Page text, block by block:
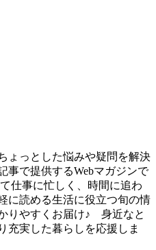
ょっとした悩みや疑問を解決
事で提供するWebマガジンで
仕事に忙しく、時間に追わ
に読める生活に役立つ旬の情
りやすくお届け♪ 身近なと
充実した暮らしを応援しま